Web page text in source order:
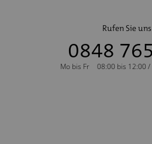
Rufen Sie
0848
Mo bis Fr 08:00 bis 12:00